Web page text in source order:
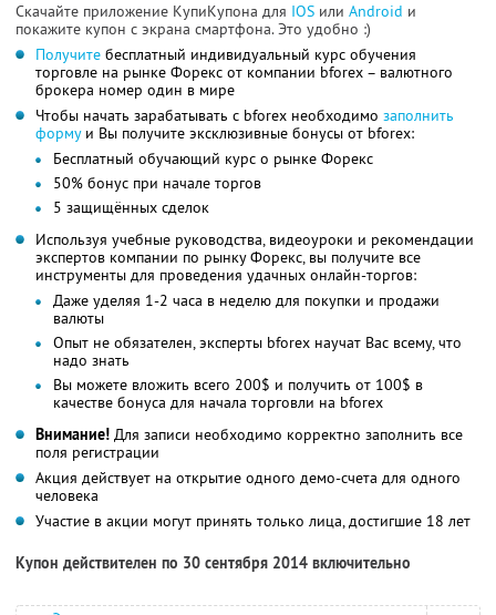
Скачайте приложение КупиКупона для IOS или Android и
покажите купон с экрана смартфона. Это удобно :)
Получите бесплатный индивидуальный курс обучения
торговле на рынке Форекс от компании bforex – валютного
брокера номер один в мире
Чтобы начать зарабатывать с bforex необходимо заполнить
формуи Вы получите эксклюзивные бонусы от bforex:
Бесплатный обучающий курс о рынке Форекс
50% бонус при начале торгов
5 защищённых сделок
Используя учебные руководства, видеоуроки и рекомендации
экспертов компании по рынку Форекс, вы получите все
инструменты для проведения удачных онлайн-торгов:
Даже уделяя 1-2 часа в неделю для покупки и продажи
валюты
Опыт не обязателен, эксперты bforex научат Вас всему, что
надо знать
Вы можете вложить всего 200$ и получить от 100$ в
качестве бонуса для начала торговли на bforex
Внимание! Для записи необходимо корректно заполнить все
поля регистрации
Акция действует на открытие одного демо-счета для одного
человека
Участие в акции могут принять только лица, достигшие 18 лет
Купон действителен по 30 сентября 2014 включительно